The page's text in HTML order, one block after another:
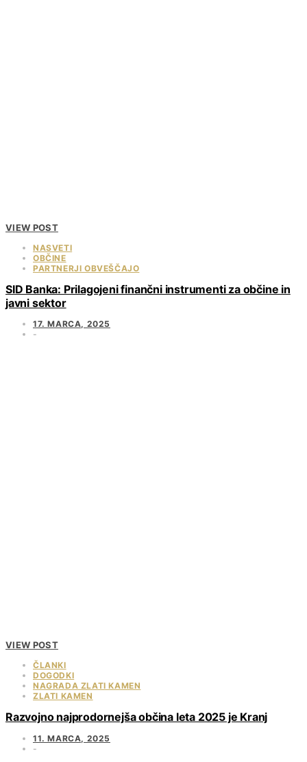
VIEW POST
NASVETI
OBČINE
PARTNERJI OBVEŠČAJO
SID Banka: Prilagojeni finančni instrumenti za občine in
javni sektor
17. MARCA, 2025
VIEW POST
ČLANKI
DOGODKI
NAGRADA ZLATI KAMEN
ZLATI KAMEN
Razvojno najprodornejša občina leta 2025 je Kranj
11. MARCA, 2025